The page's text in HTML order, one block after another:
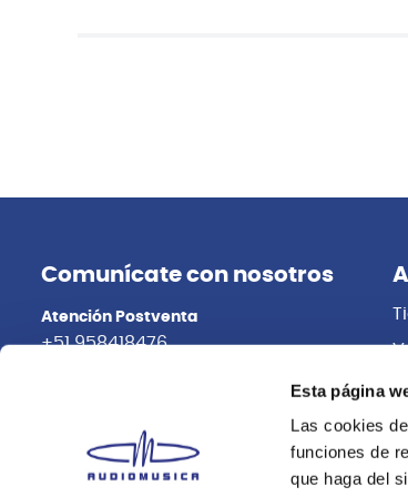
Esta página
Las cookies
funciones de
que haga del
Comunícate con nosotros
Atención Postventa
+51 958418476